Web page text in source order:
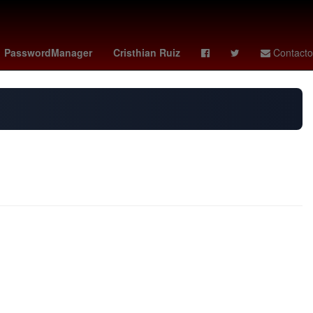
PasswordManager Cristhian Ruiz Contacto
Alvarado tabla leagues cup ranking fifa